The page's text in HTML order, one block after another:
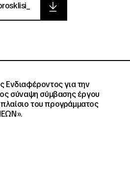
για την
σύναψη σύμβασης έργου
πλαίσιο του προγράμματος